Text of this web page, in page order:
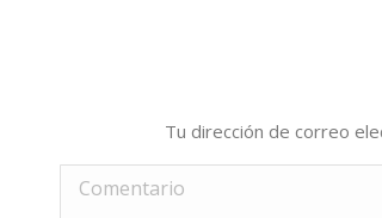
Tu dirección de correo
Comentario